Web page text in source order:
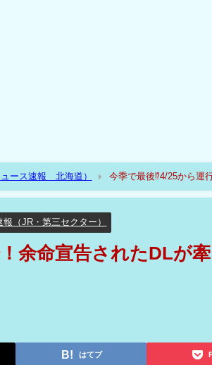
ース速報 北海道）
今季で最後⁉4/25から運
（JR・第三セクター）
余命宣告されたDLが
はてブ